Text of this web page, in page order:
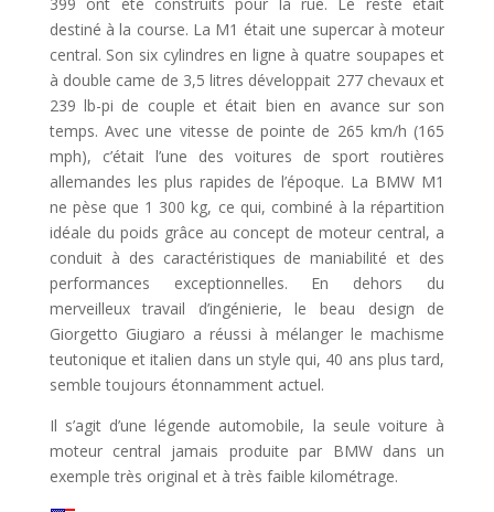
destiné à la course. La M1 était une supercar à moteur
central. Son six cylindres en ligne à quatre soupapes et
à double came de 3,5 litres développait 277 chevaux et
239 lb-pi de couple et était bien en avance sur son
temps. Avec une vitesse de pointe de 265 km/h (165
mph), c’était l’une des voitures de sport routières
allemandes les plus rapides de l’époque. La BMW M1
ne pèse que 1 300 kg, ce qui, combiné à la répartition
idéale du poids grâce au concept de moteur central, a
conduit à des caractéristiques de maniabilité et des
performances exceptionnelles. En dehors du
merveilleux travail d’ingénierie, le beau design de
Giorgetto Giugiaro a réussi à mélanger le machisme
teutonique et italien dans un style qui, 40 ans plus tard,
semble toujours étonnamment actuel.
Il s’agit d’une légende automobile, la seule voiture à
moteur central jamais produite par BMW dans un
exemple très original et à très faible kilométrage.